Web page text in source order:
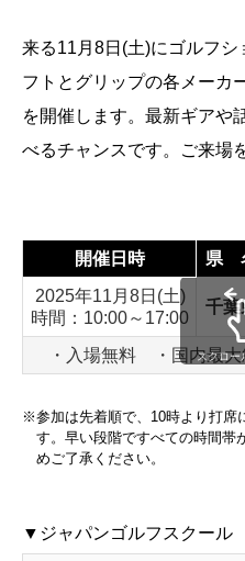
来る11月8日(土)にゴルフ
フトとグリップの各メーカ
を開催します。最新ギアや
べるチャンスです。ご来場
開催日時 県
2025年11月8日(土)
時間：10:00～17:00
千葉
・入場無料 ・国内最
スクロー
※参加は先着順で、10時より打席
す。早い段階ですべての時間帯
めご了承ください。
▼ジャパンゴルフスクール